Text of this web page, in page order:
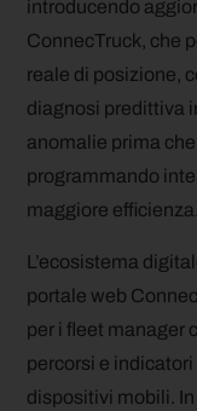
introducendo
ConnecTruck, che
reale di posizione,
diagnosi predittiva
anomalie prima
programmando
maggiore efficienza.
L’ecosistema
portale web
per i fleet manager
percorsi e
dispositivi mobili.